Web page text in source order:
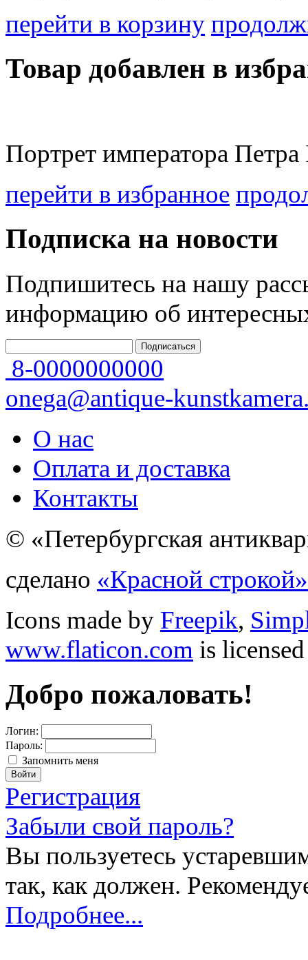
перейти в корзину
Товар добавлен в
Портрет императора Петра
перейти в избранное
Подписка на новости
Подпишитесь на нашу
информацию об
8-0000000000
onega@antique-
О нас
Оплата и доставка
Контакты
© «Петербургская
сделано «Красной строкой»
Icons made by Freepik,
www.flaticon.com is
Добро пожаловать!
Логин:
Пароль:
Запомнить меня
Регистрация
Забыли свой пароль?
Вы пользуетесь
так, как должен.
Подробнее...